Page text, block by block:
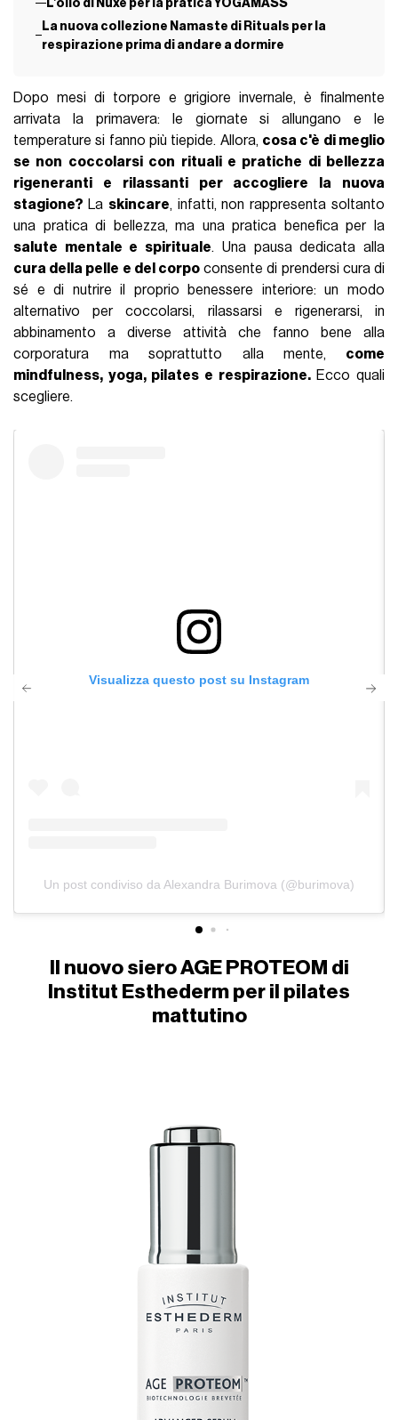
L’olio di Nuxe per la pratica YOGAMASS
La nuova collezione Namaste di Rituals per la
respirazione prima di andare a dormire
Dopo mesi di torpore e grigiore invernale, è finalmente
arrivata la primavera: le giornate si allungano e le
temperature si fanno più tiepide. Allora, cosa c'è di meglio
se non coccolarsi con rituali e pratiche di bellezza
rigeneranti e rilassanti per accogliere la nuova
stagione? La skincare, infatti, non rappresenta soltanto
una pratica di bellezza, ma una pratica benefica per la
salute mentale e spirituale. Una pausa dedicata alla
cura della pelle e del corpo consente di prendersi cura di
sé e di nutrire il proprio benessere interiore: un modo
alternativo per coccolarsi, rilassarsi e rigenerarsi, in
abbinamento a diverse attività che fanno bene alla
corporatura ma soprattutto alla mente, come
mindfulness, yoga, pilates e respirazione.Ecco quali
scegliere.
Visualizza questo post su Instagram
Un post condiviso da Alexandra Burimova (@burimova)
Il nuovo siero AGE PROTEOM di
Institut Esthederm per il pilates
mattutino